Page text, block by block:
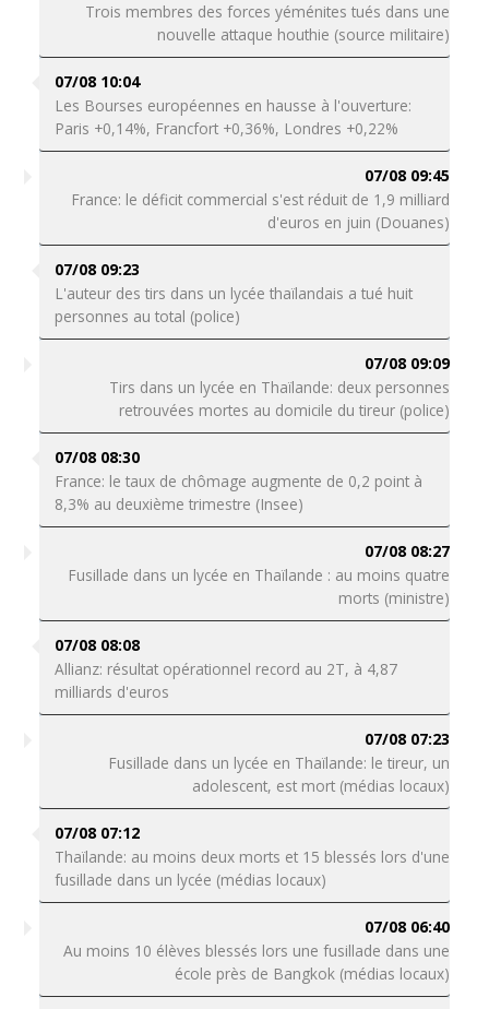
Trois membres des forces yéménites tués dans une
nouvelle attaque houthie (source militaire)
07/08 10:04
Les Bourses européennes en hausse à l'ouverture:
Paris +0,14%, Francfort +0,36%, Londres +0,22%
07/08 09:45
France: le déficit commercial s'est réduit de 1,9 milliard
d'euros en juin (Douanes)
07/08 09:23
L'auteur des tirs dans un lycée thaïlandais a tué huit
personnes au total (police)
07/08 09:09
Tirs dans un lycée en Thaïlande: deux personnes
retrouvées mortes au domicile du tireur (police)
07/08 08:30
France: le taux de chômage augmente de 0,2 point à
8,3% au deuxième trimestre (Insee)
07/08 08:27
Fusillade dans un lycée en Thaïlande : au moins quatre
morts (ministre)
07/08 08:08
Allianz: résultat opérationnel record au 2T, à 4,87
milliards d'euros
07/08 07:23
Fusillade dans un lycée en Thaïlande: le tireur, un
adolescent, est mort (médias locaux)
07/08 07:12
Thaïlande: au moins deux morts et 15 blessés lors d'une
fusillade dans un lycée (médias locaux)
07/08 06:40
Au moins 10 élèves blessés lors une fusillade dans une
école près de Bangkok (médias locaux)